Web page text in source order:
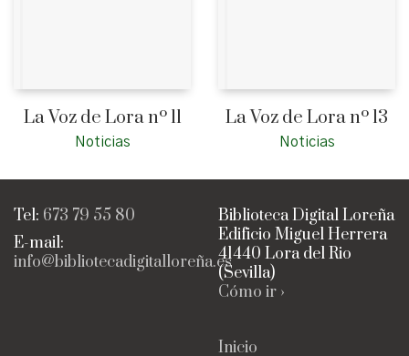
La Voz de Lora nº 11
Noticias
La Voz de Lora nº 13
Noticias
Tel: 673 79 55 80
E-mail:
info@bibliotecadigitalloreña.es
Biblioteca Digital Loreña
Edificio Miguel Herrera
41440 Lora del Rio
(Sevilla)
Cómo ir ›
Inicio